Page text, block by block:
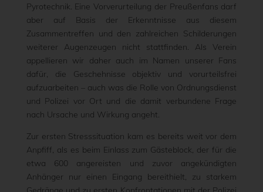
Pyrotechnik. Eine Vorverurteilung der Preußenfans darf
aber auf Basis der Erkenntnisse aus diesem
Zusammentreffen und den zahlreichen Schilderungen
weiterer Augenzeugen nicht stattfinden. Als Verein
appellieren wir daher auch im Namen unserer Fans
dafür, die Geschehnisse objektiv und vorurteilsfrei
aufzuarbeiten – auch was die Rolle von Ordnungsdienst
und Polizei vor Ort und die damit verbundene Frage
nach Ursache und Wirkung angeht.
Zur ersten Stresssituation kam es bereits weit vor dem
Anpfiff, als es beim Einlass zum Gästeblock, der für die
etwa 600 angereisten und zuvor angekündigten
Anhänger nur einen Eingang bereithielt, zu starkem